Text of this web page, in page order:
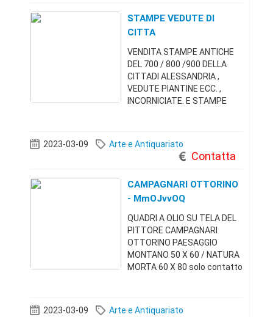
STAMPE VEDUTE DI
CITTA
VENDITA STAMPE ANTICHE
DEL 700 / 800 /900 DELLA
CITTADI ALESSANDRIA ,
VEDUTE PIANTINE ECC. ,
INCORNICIATE. E STAMPE
PERCONTATTO TELEFONICO
AL 3398512650ALESSANDRIA
2023-03-09 Arte e Antiquariato
Contatta
CAMPAGNARI OTTORINO
- MmOJvvOQ
QUADRI A OLIO SU TELA DEL
PITTORE CAMPAGNARI
OTTORINO PAESAGGIO
MONTANO 50 X 60 / NATURA
MORTA 60 X 80 solo contatto
2023-03-09 Arte e Antiquariato